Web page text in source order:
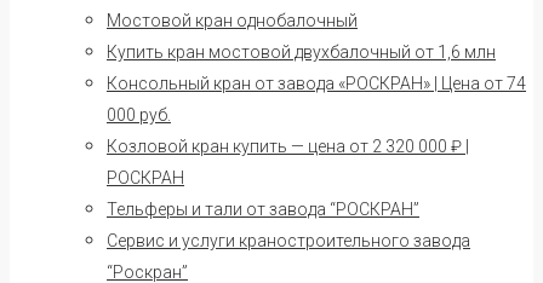
Мостовой кран однобалочный
Купить кран мостовой двухбалочный от 1,6 млн
Консольный кран от завода «РОСКРАН» | Цена от 74
000 руб.
Козловой кран купить — цена от 2 320 000 ₽ |
РОСКРАН
Тельферы и тали от завода “РОСКРАН”
Сервис и услуги краностроительного завода
“Роскран”